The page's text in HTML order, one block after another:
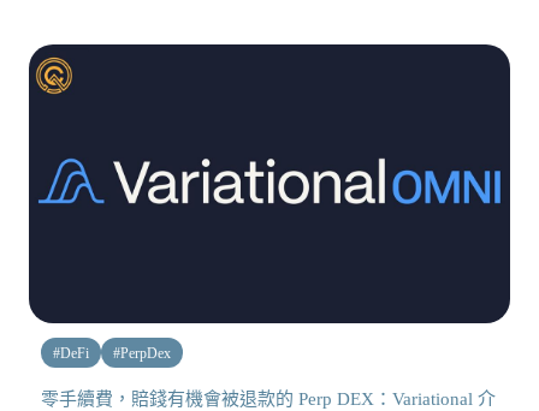
#DeFi #PerpDex
零手續費，賠錢有機會被退款的 Perp DEX：Variational 介